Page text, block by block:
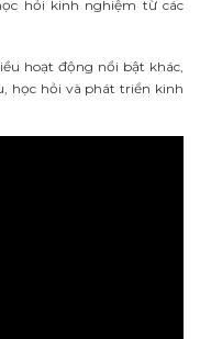
hỏi kinh nghiệm từ các
hoạt động nổi bật khác,
học hỏi và phát triển kinh